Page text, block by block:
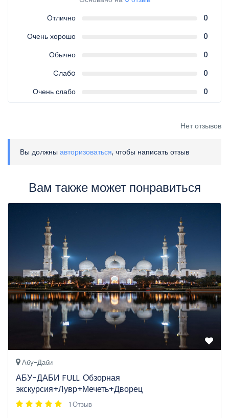
Отлично
0
Очень хорошо
0
Обычно
0
Cлабo
0
Очень слабо
0
Нет отзывов
Вы должны авторизоваться, чтобы написать отзыв
Вам также может понравиться
Абу-Даби
АБУ-ДАБИ FULL. Обзорная
экскурсия+Лувр+Мечеть+Дворец
1 Отзыв